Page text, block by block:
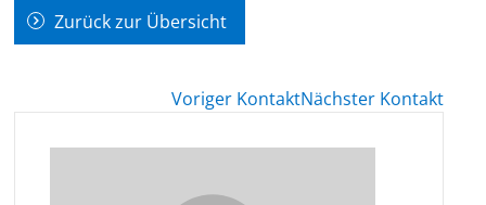
Zurück zur Übersicht
Voriger KontaktNächster Kontakt